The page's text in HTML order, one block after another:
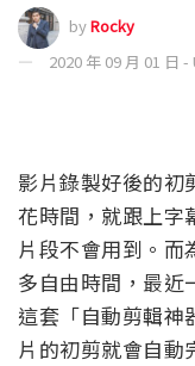
byRocky
2020 年 09 月 01 日
影片錄製好後的初
花時間，就跟上字
片段不會用到。而
多自由時間，最近
這套「自動剪輯神
片的初剪就會自動